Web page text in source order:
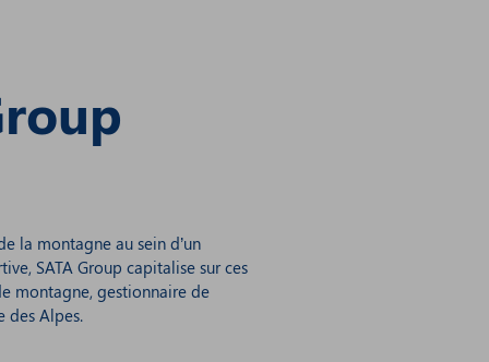
la montagne au sein d’un
SATA Group capitalise sur ces
montagne, gestionnaire de
des Alpes.